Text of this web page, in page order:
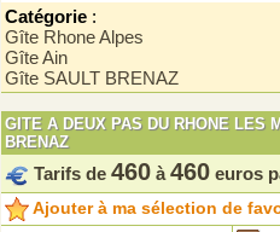
Catégorie :
Gîte Rhone Alpes
Gîte Ain
Gîte SAULT BRENAZ
GITE A DEUX PAS DU RHONE LES
BRENAZ
Tarifs de 460 à 460 euros
Ajouter à ma sélection de